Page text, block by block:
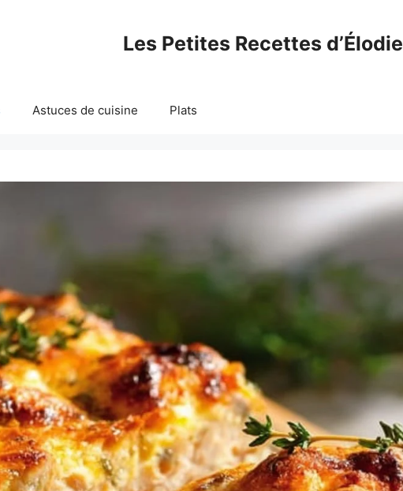
Les Petites Recettes d’Élodie
Astuces de cuisine Plats